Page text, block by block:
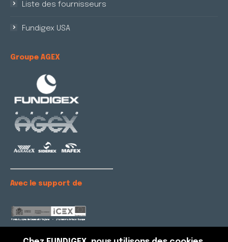
Liste des fournisseurs
Fundigex USA
Groupe AGEX
Avec le support de